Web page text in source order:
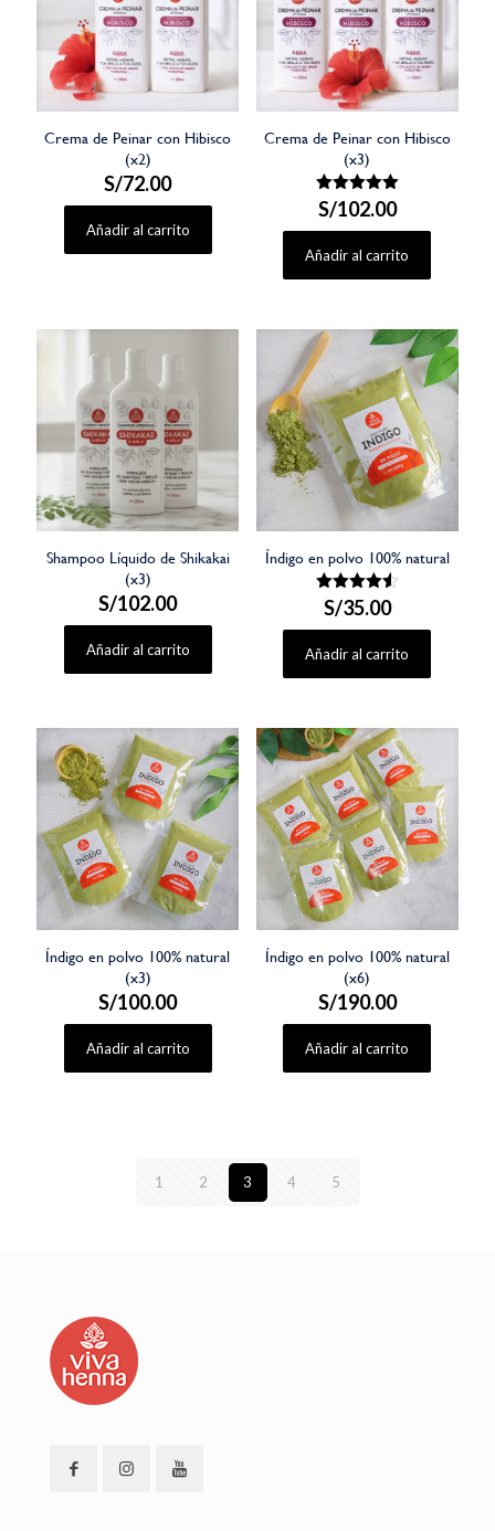
Crema de Peinar con Hibisco
(x2)
S/72.00
Añadir al carrito
Crema de Peinar con Hibisco
(x3)
Valorado
con
5.00
de 5
S/102.00
Añadir al carrito
Shampoo Líquido de Shikakai
(x3)
S/102.00
Añadir al carrito
Índigo en polvo 100% natural
Valorado
con
4.50
de 5
S/35.00
Añadir al carrito
Índigo en polvo 100% natural
(x3)
S/100.00
Añadir al carrito
Índigo en polvo 100% natural
(x6)
S/190.00
Añadir al carrito
1 2 3 4 5